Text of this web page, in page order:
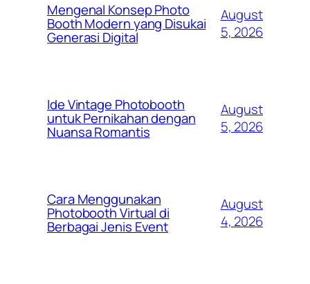
Mengenal Konsep Photo
Booth Modern yang Disukai
Generasi Digital
August
5, 2026
Ide Vintage Photobooth
untuk Pernikahan dengan
Nuansa Romantis
August
5, 2026
Cara Menggunakan
Photobooth Virtual di
Berbagai Jenis Event
August
4, 2026